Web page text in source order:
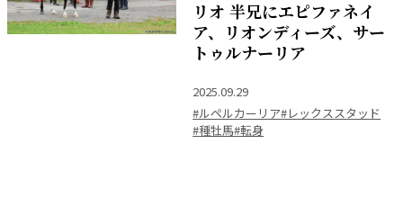
リオ 半兄にエピファネイ
ア、リオンディーズ、サー
トゥルナーリア
2025.09.29
#ルペルカーリア#レックススタッド
#種牡馬#転身